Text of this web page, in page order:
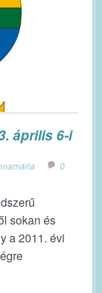
április 6-i
0
sokan és
a 2011. évi